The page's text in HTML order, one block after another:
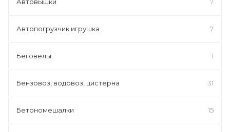
Автопогрузчик игрушка 7
Беговелы 1
Бензовоз, водовоз, цистерна 31
Бетономешалки 15